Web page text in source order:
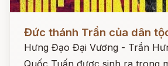
Đức thánh Trần của dân
Hưng Đạo Đại Vương - Trần
Quốc Tuấn được sinh ra trong